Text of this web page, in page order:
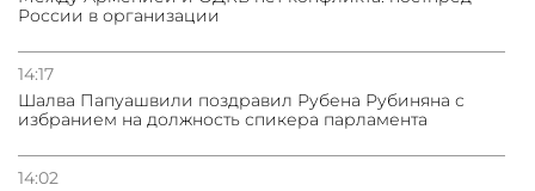
России в организации
14:17
Шалва Папуашвили поздравил Рубена Рубиняна с
избранием на должность спикера парламента
14:02